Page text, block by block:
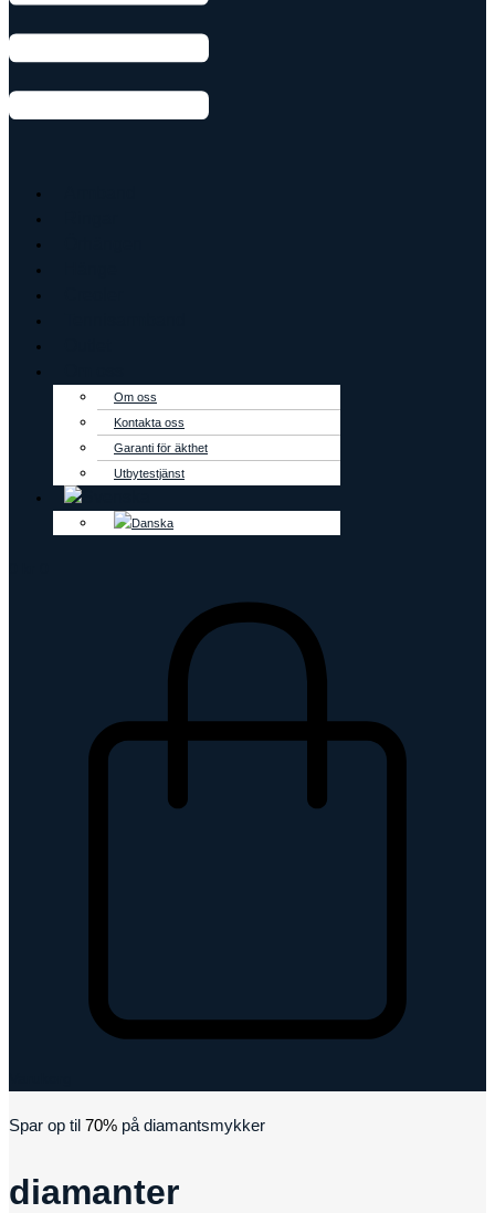
Om oss
Kontakta oss
Garanti för äkthet
Utbytestjänst
Spar op til 70% på diamantsmykker
diamanter